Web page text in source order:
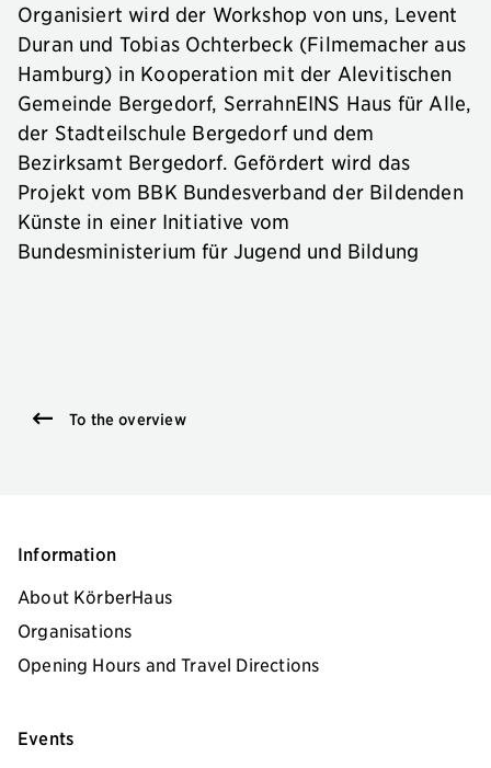
Organisiert wird der Workshop von uns, Levent
Duran und Tobias Ochterbeck (Filmemacher aus
Hamburg) in Kooperation mit der Alevitischen
Gemeinde Bergedorf, SerrahnEINS Haus für Alle,
der Stadteilschule Bergedorf und dem
Bezirksamt Bergedorf. Gefördert wird das
Projekt vom BBK Bundesverband der Bildenden
Künste in einer Initiative vom
Bundesministerium für Jugend und Bildung
To the overview
Information
About KörberHaus
Organisations
Opening Hours and Travel Directions
Events